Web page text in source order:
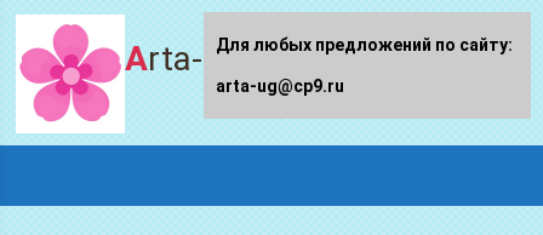
Arta-ug.ruДля любых предложений по сайту:
arta-ug@cp9.ru